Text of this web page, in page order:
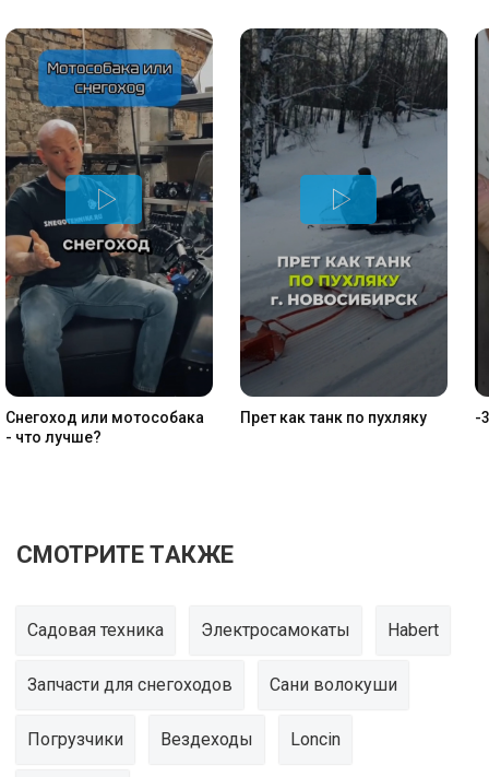
Снегоход или мотособака
- что лучше
Прет как танк по пухляку -
СМОТРИТЕ ТАКЖЕ
Садовая техника Электросамокаты Habert
Запчасти для снегоходов Сани волокуши
Погрузчики Вездеходы Loncin